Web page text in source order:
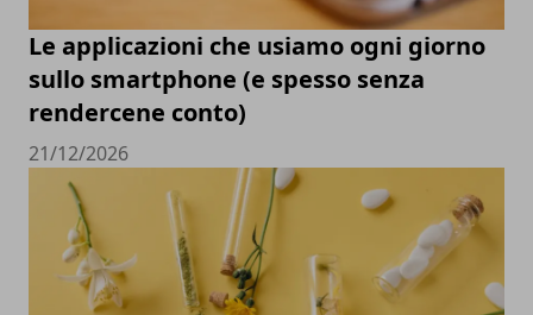
Le applicazioni che usiamo ogni giorno
sullo smartphone (e spesso senza
rendercene conto)
21/12/2026